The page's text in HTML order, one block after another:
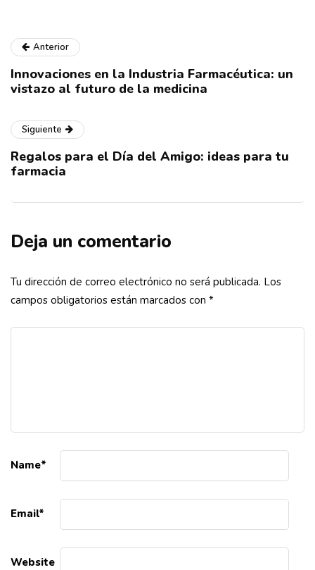
Anterior
Innovaciones en la Industria Farmacéutica: un
vistazo al futuro de la medicina
Siguiente
Regalos para el Día del Amigo: ideas para tu
farmacia
Deja un comentario
Tu dirección de correo electrónico no será publicada. Los
campos obligatorios están marcados con *
Name*
Email*
Website